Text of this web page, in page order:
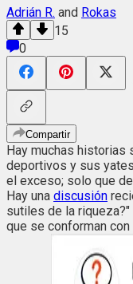
Adrián R. and Rokas
15
0
Compartir
Hay muchas
deportivos y sus
el exceso; solo que
Hay una discusión
sutiles de la
que se conforman